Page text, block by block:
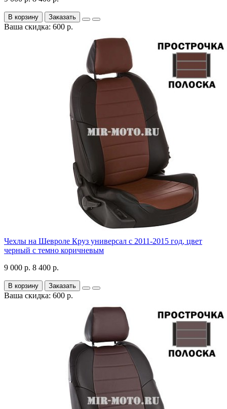
В корзину Заказать
Ваша скидка: 600 р.
Чехлы на Шевроле Круз универсал с 2011-2015 год, цвет
черный с темно коричневым
9 000 р. 8 400 р.
В корзину Заказать
Ваша скидка: 600 р.